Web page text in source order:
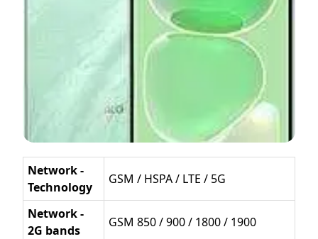
Network -
Technology
GSM / HSPA / LTE / 5G
Network -
2G bands
GSM 850 / 900 / 1800 / 1900